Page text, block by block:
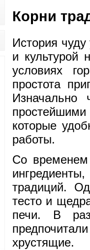
Корни
История
и культурой
условиях
простота
Изначально
которые
работы.
Со временем
традиций.
тесто и
печи. В
хрустящие.